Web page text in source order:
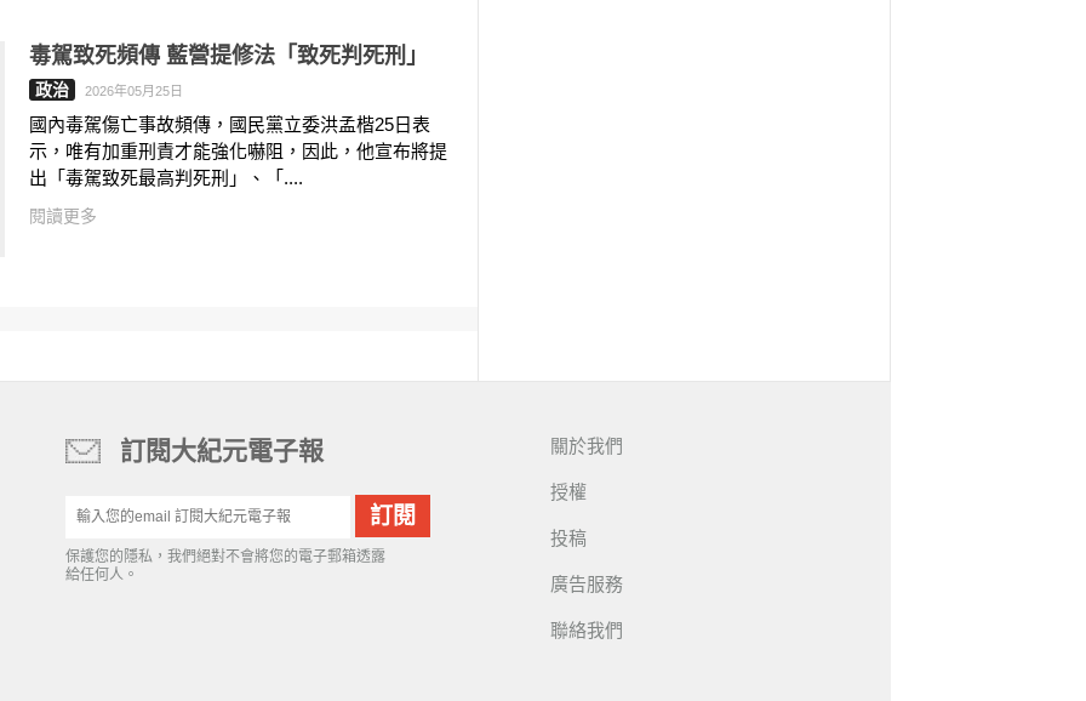
毒駕致死頻傳 藍營提修法「致死判死刑」
政治 2026年05月25日
國內毒駕傷亡事故頻傳，國民黨立委洪孟楷25日表
示，唯有加重刑責才能強化嚇阻，因此，他宣布將提
出「毒駕致死最高判死刑」、「....
閱讀更多
訂閱大紀元電子報
保護您的隱私，我們絕對不會將您的電子郵箱透露
給任何人。
關於我們
授權
投稿
廣告服務
聯絡我們